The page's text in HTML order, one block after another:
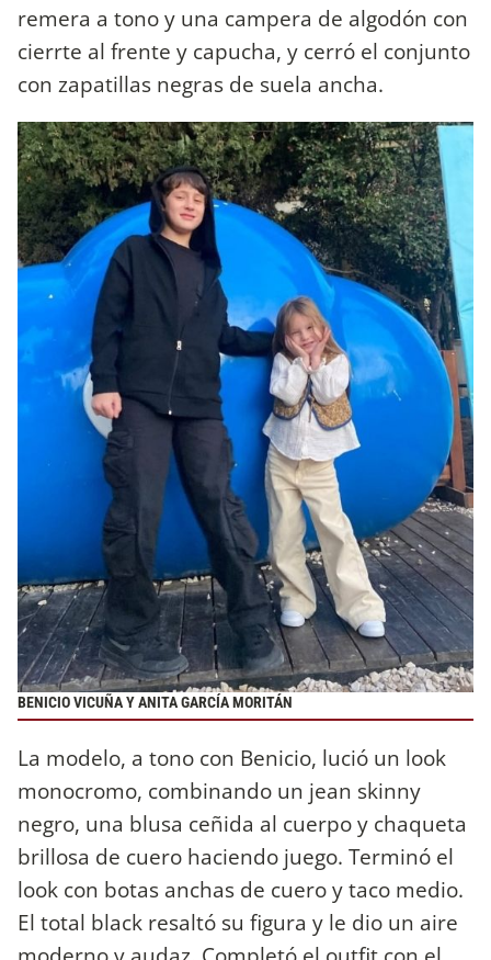
remera a tono y una campera de algodón con
cierrte al frente y capucha, y cerró el conjunto
con zapatillas negras de suela ancha.
BENICIO VICUÑA Y ANITA GARCÍA MORITÁN
La modelo, a tono con Benicio, lució un look
monocromo, combinando un jean skinny
negro, una blusa ceñida al cuerpo y chaqueta
brillosa de cuero haciendo juego. Terminó el
look con botas anchas de cuero y taco medio.
El total black resaltó su figura y le dio un aire